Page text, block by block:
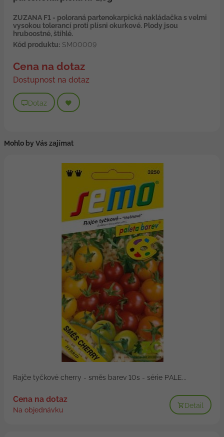
ZUZANA F1 - poloraná partenokarpická nakládačka s velmi
vysokou tolerancí proti plísni okurkové. Plody jsou
hruboostné, štíhlé.
Kód produktu:SM00009
Cena na dotaz
Dostupnost na dotaz
Dotaz
Mohlo by Vás zajímat
Rajče tyčkové cherry - směs barev 10s - série PALE...
Cena na dotaz
Na objednávku
Detail